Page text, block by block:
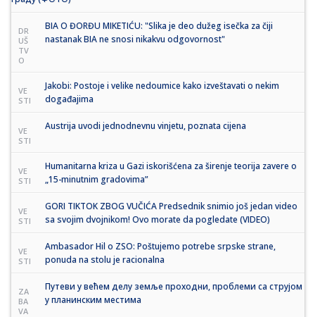
DR
UŠ
TV
O
BIA O ĐORĐU MIKETIĆU: "Slika je deo dužeg isečka za čiji
nastanak BIA ne snosi nikakvu odgovornost"
VE
STI
Jakobi: Postoje i velike nedoumice kako izveštavati o nekim
događajima
VE
STI
Austrija uvodi jednodnevnu vinjetu, poznata cijena
VE
STI
Humanitarna kriza u Gazi iskorišćena za širenje teorija zavere o
„15-minutnim gradovima”
VE
STI
GORI TIKTOK ZBOG VUČIĆA Predsednik snimio još jedan video
sa svojim dvojnikom! Ovo morate da pogledate (VIDEO)
VE
STI
Ambasador Hil o ZSO: Poštujemo potrebe srpske strane,
ponuda na stolu je racionalna
ZA
BA
VA
Путеви у већем делу земље проходни, проблеми са струјом
у планинским местима